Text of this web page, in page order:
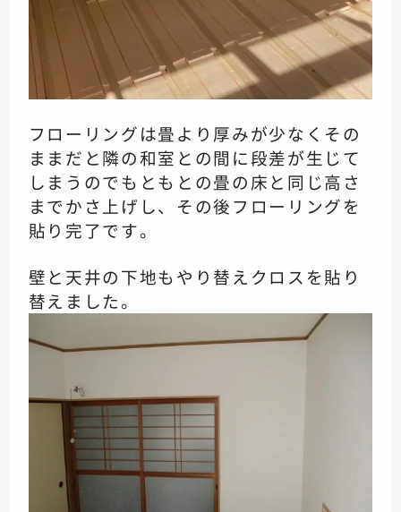
フローリングは畳より厚みが少なく その
ままだと隣の和室との間に段差が生じて
しまうのでもともとの畳の床と同じ高さ
までかさ上げし、その後フローリングを
貼り完了です。
壁と天井の下地もやり替え クロスを貼り
替えました。